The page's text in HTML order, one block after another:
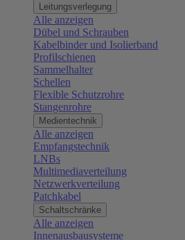
Leitungsverlegung
Alle anzeigen
Dübel und Schrauben
Kabelbinder und Isolierband
Profilschienen
Sammelhalter
Schellen
Flexible Schutzrohre
Stangenrohre
Medientechnik
Alle anzeigen
Empfangstechnik
LNBs
Multimediaverteilung
Netzwerkverteilung
Patchkabel
Schaltschränke
Alle anzeigen
Innenausbausysteme